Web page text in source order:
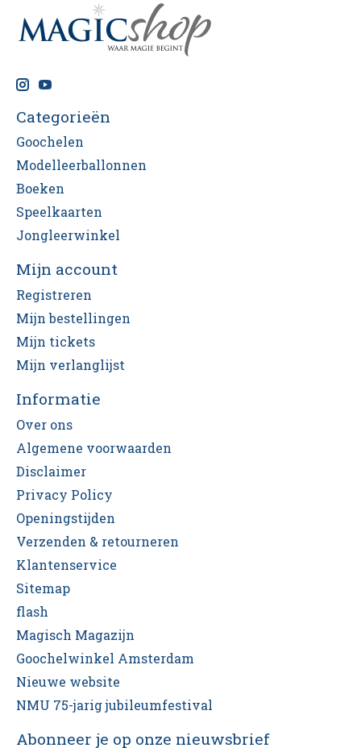
Categorieën
Goochelen
Modelleerballonnen
Boeken
Speelkaarten
Jongleerwinkel
Mijn account
Registreren
Mijn bestellingen
Mijn tickets
Mijn verlanglijst
Informatie
Over ons
Algemene voorwaarden
Disclaimer
Privacy Policy
Openingstijden
Verzenden & retourneren
Klantenservice
Sitemap
flash
Magisch Magazijn
Goochelwinkel Amsterdam
Nieuwe website
NMU 75-jarig jubileumfestival
Abonneer je op onze nieuwsbrief